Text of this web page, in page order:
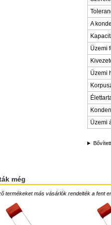
A
Üzemi
Üzemi
Üzemi
még
termékeket más vásárlók rendelték a fent